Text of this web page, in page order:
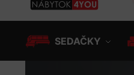
SEDAČKY